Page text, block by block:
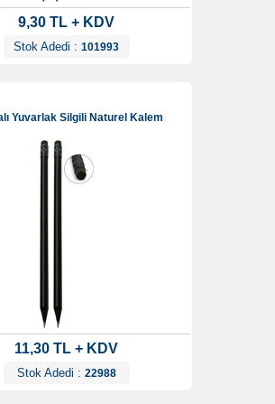
9,30 TL + KDV
Stok Adedi : 101993
Yuvarlak Silgili Naturel Kalem
11,30 TL + KDV
Stok Adedi : 22988